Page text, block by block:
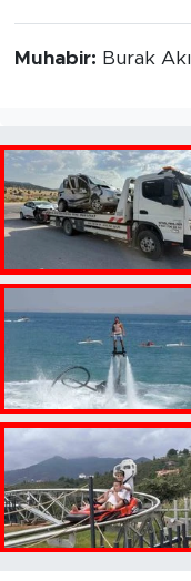
Muhabir: Burak